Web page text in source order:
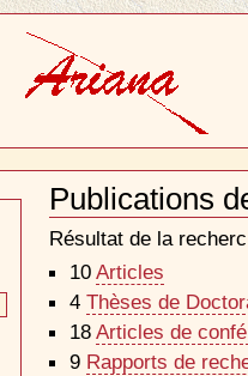
Publications
Document
Actions
Résultat de la
10 Articles
4 Thèses de
18 Articles de
9 Rapports de